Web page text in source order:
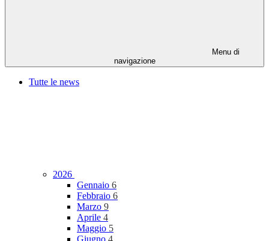
Menu di
navigazione
Tutte le news
2026
Gennaio 6
Febbraio 6
Marzo 9
Aprile 4
Maggio 5
Giugno 4